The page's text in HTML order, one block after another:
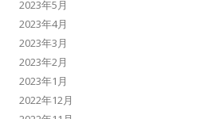
2023年5月
2023年4月
2023年3月
2023年2月
2023年1月
2022年12月